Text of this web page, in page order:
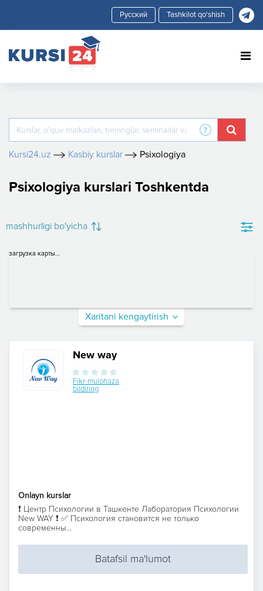
Tashkilot qo'shish
Kursi24.uz Kasbiy kurslar Psixologiya
Psixologiya kurslari Toshkentda
mashhurligi bo'yicha
загрузка карты...
Xaritani kengaytirish
New way
Fikr-mulohaza
bildiring
Onlayn kurslar
❗️ Центр Психологии в Ташкенте Лаборатория Психологии
New WAY ❗️ ✅ Психология становится не только
современны...
Batafsil ma'lumot